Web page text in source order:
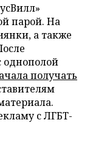
парой. На
а также
однополой
получать
с ЛГБТ-